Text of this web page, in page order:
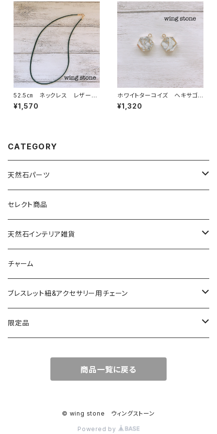
52.5㎝ ネックレス レザー
紐 ブラック
¥1,570
ホワイトターコイズ ヘキサゴン
型 1カン
¥1,320
CATEGORY
天然石パーツ
天然石
ドゥルージー
ソーラークォーツ
コッパー
アゲート
セレクト商品
天然石インテリア雑貨
天然石スライスコースター
天然石キャンドルホルダー
チャーム
ブレスレット紐&アクセサリー用チェーン
ネックレスチェーン
ブレスレット紐
限定品
summer Box
商品一覧に戻る
© wing stone ウィングストーン
Powered by